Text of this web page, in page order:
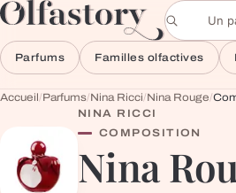
Aller au contenu
Parfums Familles olfactives
Accueil/Parfums/Nina Ricci/Nina Rouge/
NINA RICCI
COMPOSITION
Nina